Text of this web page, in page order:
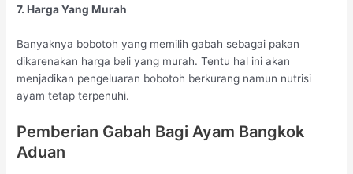
7. Harga Yang Murah
Banyaknya bobotoh yang memilih gabah sebagai pakan
dikarenakan harga beli yang murah. Tentu hal ini akan
menjadikan pengeluaran bobotoh berkurang namun nutrisi
ayam tetap terpenuhi.
Pemberian Gabah Bagi Ayam Bangkok
Aduan